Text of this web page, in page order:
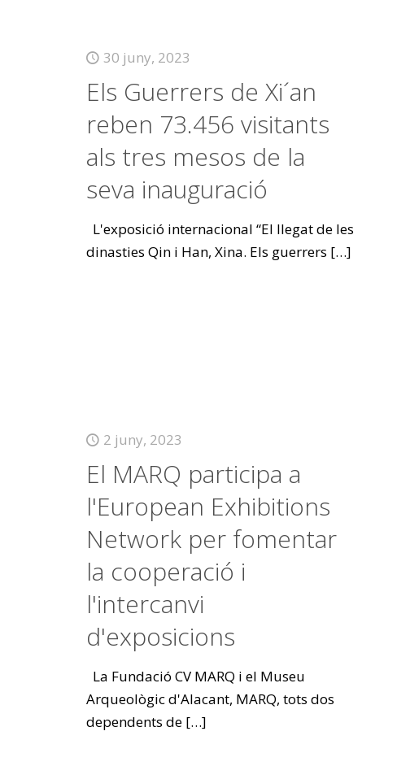
30 juny, 2023
Els Guerrers de Xi´an
reben 73.456 visitants
als tres mesos de la
seva inauguració
L'exposició internacional “El llegat de les
dinasties Qin i Han, Xina. Els guerrers […]
2 juny, 2023
El MARQ participa a
l'European Exhibitions
Network per fomentar
la cooperació i
l'intercanvi
d'exposicions
La Fundació CV MARQ i el Museu
Arqueològic d'Alacant, MARQ, tots dos
dependents de[…]